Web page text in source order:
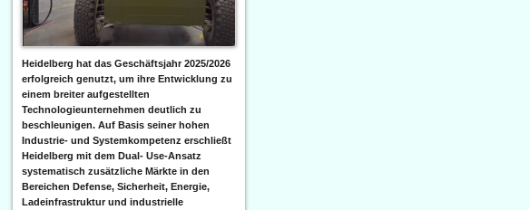
Heidelberg hat das Geschäftsjahr 2025/2026
erfolgreich genutzt, um ihre Entwicklung zu
einem breiter aufgestellten
Technologieunternehmen deutlich zu
beschleunigen. Auf Basis seiner hohen
Industrie- und Systemkompetenz erschließt
Heidelberg mit dem Dual- Use-Ansatz
systematisch zusätzliche Märkte in den
Bereichen Defense, Sicherheit, Energie,
Ladeinfrastruktur und industrielle